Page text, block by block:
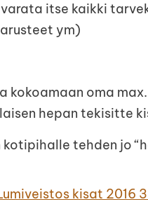
itse kaikki
ym)
kokoamaan oma
hepan tekisitte
tehden jo
kisat 2016